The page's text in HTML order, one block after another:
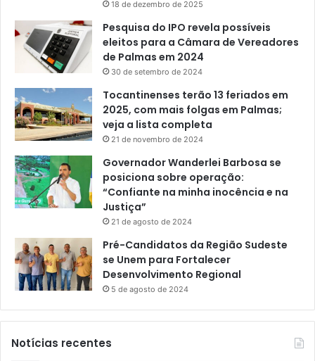
18 de dezembro de 2025
Pesquisa do IPO revela possíveis
eleitos para a Câmara de Vereadores
de Palmas em 2024
30 de setembro de 2024
Tocantinenses terão 13 feriados em
2025, com mais folgas em Palmas;
veja a lista completa
21 de novembro de 2024
Governador Wanderlei Barbosa se
posiciona sobre operação:
“Confiante na minha inocência e na
Justiça”
21 de agosto de 2024
Pré-Candidatos da Região Sudeste
se Unem para Fortalecer
Desenvolvimento Regional
5 de agosto de 2024
Notícias recentes